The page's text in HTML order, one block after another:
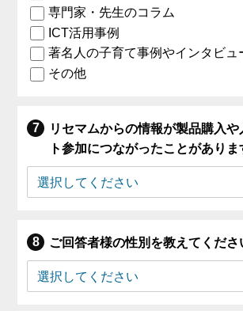
専門家・先生のコラム
ICT活用事例
著名人の子育て事例やインタビュ
その他
リセマムからの情報が製品購入
ト参加につながったことがありま
ご回答者様の性別を教えてくださ